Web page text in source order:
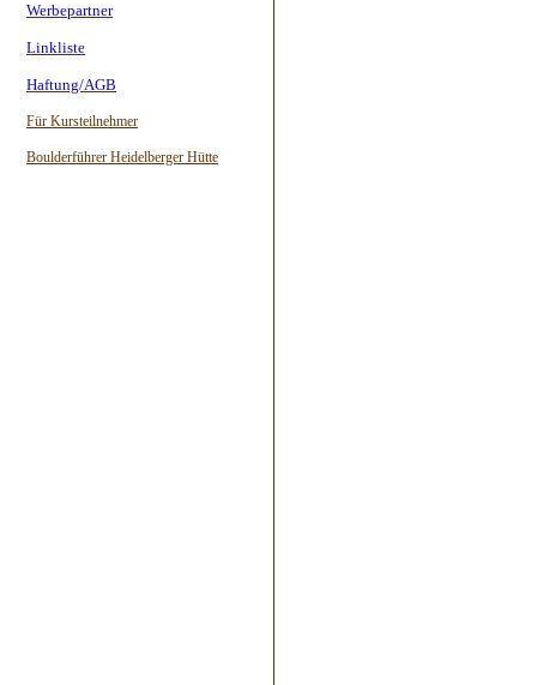
Werbepartner
Linkliste
Haftung/AGB
Für Kursteilnehmer
Boulderführer Heidelberger Hütte